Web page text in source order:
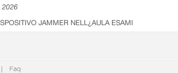
2026
JAMMER NELL¿AULA ESAMI
Faq